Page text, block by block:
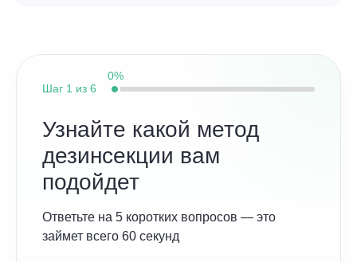
Шаг 1 из 6
0%
Узнайте какой метод
дезинсекции вам
подойдет
Ответьте на 5 коротких вопросов — это
займет всего 60 секунд